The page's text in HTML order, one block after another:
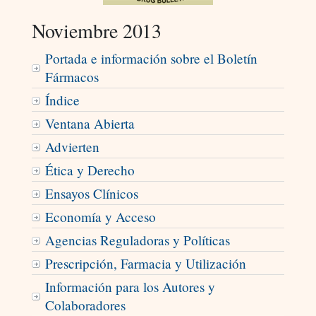
Noviembre 2013
Portada e información sobre el Boletín
Fármacos
Índice
Ventana Abierta
Advierten
Ética y Derecho
Ensayos Clínicos
Economía y Acceso
Agencias Reguladoras y Políticas
Prescripción, Farmacia y Utilización
Información para los Autores y
Colaboradores